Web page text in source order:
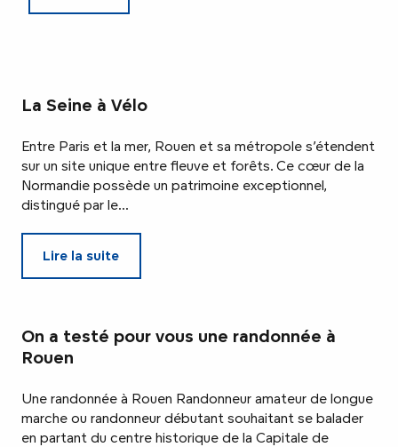
La Seine à Vélo
Entre Paris et la mer, Rouen et sa métropole s’étendent
sur un site unique entre fleuve et forêts. Ce cœur de la
Normandie possède un patrimoine exceptionnel,
distingué par le...
Lire la suite
On a testé pour vous une randonnée à
Rouen
Une randonnée à Rouen Randonneur amateur de longue
marche ou randonneur débutant souhaitant se balader
en partant du centre historique de la Capitale de